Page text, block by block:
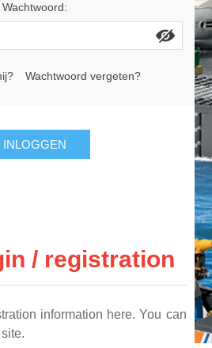
Wachtwoord:
Wachtwoord vergeten?
INLOGGEN
/ registration
information here. You can